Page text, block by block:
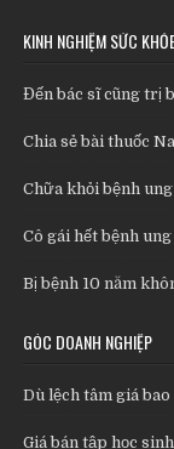
KINH NGHIỆM SỨC
Đến bác sĩ cũng trị
Chia sẻ bài thuốc
Chữa khỏi bệnh
Cô gái hết bệnh
Bị bệnh 10 năm
GÓC DOANH NGHIỆP
Dù lệch tâm giá
Giá bán tập học